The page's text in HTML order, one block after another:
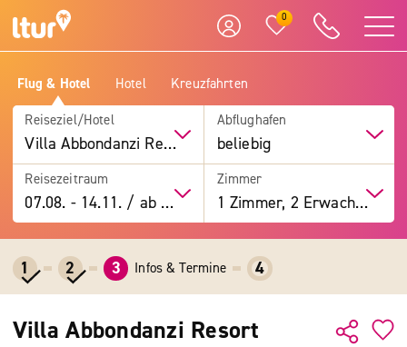
0
Flug & Hotel Hotel Kreuzfahrten
Reiseziel/Hotel
Villa Abbondanzi Resort
Abflughafen
beliebig
Reisezeitraum
07.08. -14.11. / ab 7 Tage
Zimmer
1 Zimmer, 2 Erwachsene
1 2 3 Infos & Termine 4
Villa Abbondanzi Resort